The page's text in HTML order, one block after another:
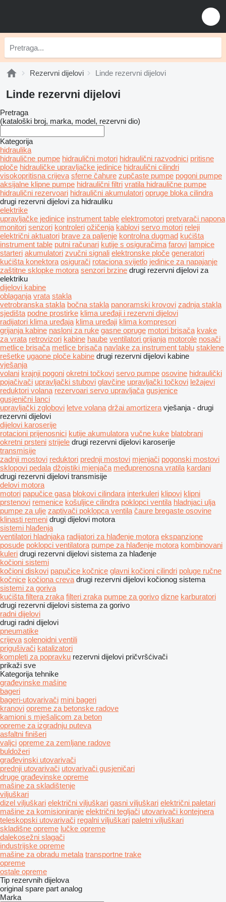
Rezervni dijelovi Linde rezervni dijelovi
Linde rezervni dijelovi
Pretraga
(kataloški broj, marka, model, rezervni dio)
Kategorija
hidraulika
hidraulične pumpe hidraulični motori hidraulični razvodnici pritisne
ploče hidrauličke upravljačke jedinice hidraulični cilindri
visokopritisna crijeva sferne čahure zupčaste pumpe pogoni pumpe
aksijalne klipne pumpe hidraulični filtri vratila hidraulične pumpe
hidraulični rezervoari hidraulični akumulatori opruge bloka cilindra
drugi rezervni dijelovi za hidrauliku
elektrike
upravljačke jedinice instrument table elektromotori pretvarači napona
monitori senzori kontroleri ožičenja kablovi servo motori releji
električni aktuatori brave za paljenje kontrolna dugmad kućišta
instrument table putni računari kutije s osiguračima farovi lampice
starteri akumulatori zvučni signali elektronske ploče generatori
kućišta konektora osigurači rotaciona svijetlo jedinice za napajanje
zaštitne sklopke motora senzori brzine drugi rezervni dijelovi za
elektriku
dijelovi kabine
oblaganja vrata stakla
vetrobranska stakla bočna stakla panoramski krovovi zadnja stakla
sjedišta podne prostirke klima uređaji i rezervni dijelovi
radijatori klima uređaja klima uređaji klima kompresori
grijanja kabine nasloni za ruke gasne opruge motori brisača kvake
za vrata retrovizori kabine haube ventilatori grijanja motorole nosači
metlice brisača metlice brisača navlake za instrument tablu staklene
rešetke ugaone ploče kabine drugi rezervni dijelovi kabine
vješanja
volani krajnji pogoni okretni točkovi servo pumpe osovine hidraulički
pojačivači upravljački stubovi glavčine upravljački točkovi ležajevi
reduktori volana rezervoari servo upravljača gusjenice
gusjenični lanci
upravljački zglobovi letve volana držai amortizera vješanja - drugi
rezervni dijelovi
dijelovi karoserije
rotacioni prijenosnici kutije akumulatora vučne kuke blatobrani
okretni prsteni strijele drugi rezervni dijelovi karoserije
transmisije
zadnji mostovi reduktori prednji mostovi mjenjači pogonski mostovi
sklopovi pedala džojstiki mjenjača međuprenosna vratila kardani
drugi rezervni dijelovi transmisije
delovi motora
motori papučice gasa blokovi cilindara interkuleri klipovi klipni
prstenovi remenice košuljice cilindra poklopci ventila hladnjaci ulja
pumpe za ulje zaptivači poklopca ventila čaure bregaste osovine
klinasti remeni drugi dijelovi motora
sistemi hlađenja
ventilatori hladnjaka radijatori za hlađenje motora ekspanzione
posude poklopci ventilatora pumpe za hlađenje motora kombinovani
kuleri drugi rezervni dijelovi sistema za hlađenje
kočioni sistemi
kočioni diskovi papučice kočnice glavni kočioni cilindri poluge ručne
kočnice kočiona creva drugi rezervni dijelovi kočionog sistema
sistemi za goriva
kućišta filtera zraka filteri zraka pumpe za gorivo dizne karburatori
drugi rezervni dijelovi sistema za gorivo
radni dijelovi
drugi radni dijelovi
pneumatikе
crijeva solenoidni ventili
prigušivači katalizatori
kompleti za popravku rezervni dijelovi pričvršćivači
prikaži sve
Kategorija tehnike
građevinske mašine
bageri
bageri-utovarivači mini bageri
kranovi opreme za betonske radove
kamioni s mješalicom za beton
opreme za izgradnju puteva
asfaltni finišeri
valjci opreme za zemljane radove
buldožeri
građevinski utovarivači
prednji utovarivači utovarivači gusjeničari
druge građevinske opreme
mašine za skladištenje
viljuškari
dizel viljuškari električni viljuškari gasni viljuškari električni paletari
mašine za komisioniranje električni tegljači utovarivači kontejnera
teleskopski utovarivači regalni viljuškari paletni viljuškari
skladišne opreme lučke opreme
dalekosežni slagači
industrijske opreme
mašine za obradu metala transportne trake
opreme
ostale opreme
Tip rezervnih dijelova
original spare part analog
Marka